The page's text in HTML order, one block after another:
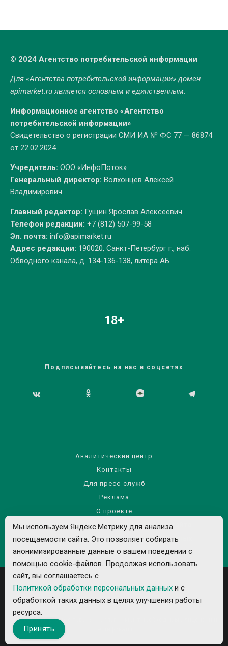
© 2024 Агентство потребительской информации
Для «Агентства потребительской информации» домен
apimarket.ruявляется основным и единственным.
Информационное агентство «Агентство
потребительской информации»
Свидетельство о регистрации СМИ ИА № ФС 77 — 86874
от 22.02.2024
Учредитель: ООО «ИнфоПоток»
Генеральный директор: Волхонцев Алексей
Владимирович
Главный редактор: Гущин Ярослав Алексеевич
Телефон редакции: +7 (812) 507-99-58
Эл. почта: info@apimarket.ru
Адрес редакции: 190020, Санкт-Петербург г., наб.
Обводного канала, д. 134-136-138, литера АБ
18+
Подписывайтесь на нас в соцсетях
Аналитический центр
Контакты
Для пресс-служб
Реклама
О проекте
Правила использования материалов сайта
Политика обработки персональных данных
Все рекламируемые товары и услуги имеют необходимые лицензии и
Мы используем Яндекс.Метрику для анализа
посещаемости сайта. Это позволяет собирать
анонимизированные данные о вашем поведении с
помощью cookie-файлов. Продолжая использовать
сайт, вы соглашаетесь с
Политикой обработки персональных данных и с
обработкой таких данных в целях улучшения работы
ресурса.
Принять